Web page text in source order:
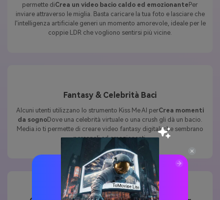
permette diCrea un video bacio caldo ed emozionante Per
inviare attraverso le miglia. Basta caricare la tua foto e lasciare che
l'intelligenza artificiale generi un momento amorevole, ideale per le
coppie LDR che vogliono sentirsi più vicine.
Fantasy & Celebrità Baci
Alcuni utenti utilizzano lo strumento Kiss Me AI perCrea momenti
da sognoDove una celebrità virtuale o una crush gli dà un bacio.
Media.io ti permette di creare video fantasy digitali che sembrano
personali ed emozionanti.